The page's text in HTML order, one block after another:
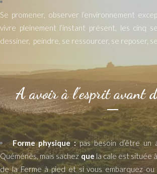
Se promener, observer l’environnement
vivre pleinement l’instant présent, les cinq
dessiner, peindre, se ressourcer, se reposer,
A avoir à l’esprit avant
Forme physique :pas besoin d’être
Quéménès, mais sachezque la cale est située
de la Ferme à pied et si vous embarquez